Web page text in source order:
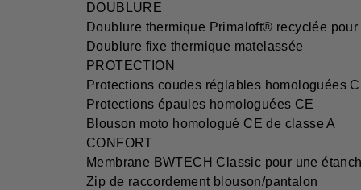
DOUBLURE
Doublure thermique Primaloft® recyclée
Doublure fixe thermique matelassée
PROTECTION
Protections coudes réglables homologuées
Protections épaules homologuées CE
Blouson moto homologué CE de classe A
CONFORT
Membrane BWTECH Classic pour une
Zip de raccordement blouson/pantalon